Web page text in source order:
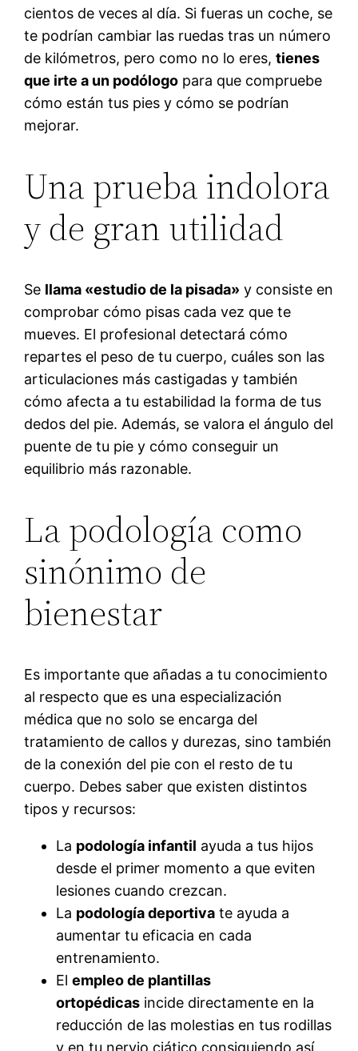
cientos de veces al día. Si fueras un coche, se
te podrían cambiar las ruedas tras un número
de kilómetros, pero como no lo eres,tienes
que irte a un podólogo para que compruebe
cómo están tus pies y cómo se podrían
mejorar.
Una prueba indolora
y de gran utilidad
Se llama «estudio de la pisada» y consiste en
comprobar cómo pisas cada vez que te
mueves. El profesional detectará cómo
repartes el peso de tu cuerpo, cuáles son las
articulaciones más castigadas y también
cómo afecta a tu estabilidad la forma de tus
dedos del pie. Además, se valora el ángulo del
puente de tu pie y cómo conseguir un
equilibrio más razonable.
La podología como
sinónimo de
bienestar
Es importante que añadas a tu conocimiento
al respecto que es una especialización
médica que no solo se encarga del
tratamiento de callos y durezas, sino también
de la conexión del pie con el resto de tu
cuerpo. Debes saber que existen distintos
tipos y recursos:
La podología infantil ayuda a tus hijos
desde el primer momento a que eviten
lesiones cuando crezcan.
La podología deportiva te ayuda a
aumentar tu eficacia en cada
entrenamiento.
Elempleo de plantillas
ortopédicas incide directamente en la
reducción de las molestias en tus rodillas
y en tu nervio ciático consiguiendo así